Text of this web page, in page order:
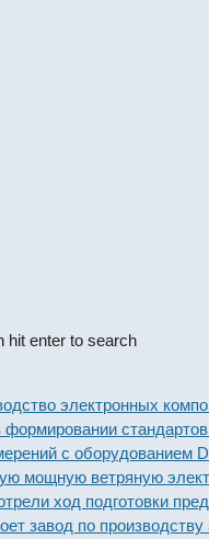
hit enter to search
электронных
стандартов
с оборудованием Dekraft
ветряную
ход подготовки
по производству